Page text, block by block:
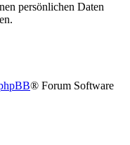
persönlichen Daten
® Forum Software